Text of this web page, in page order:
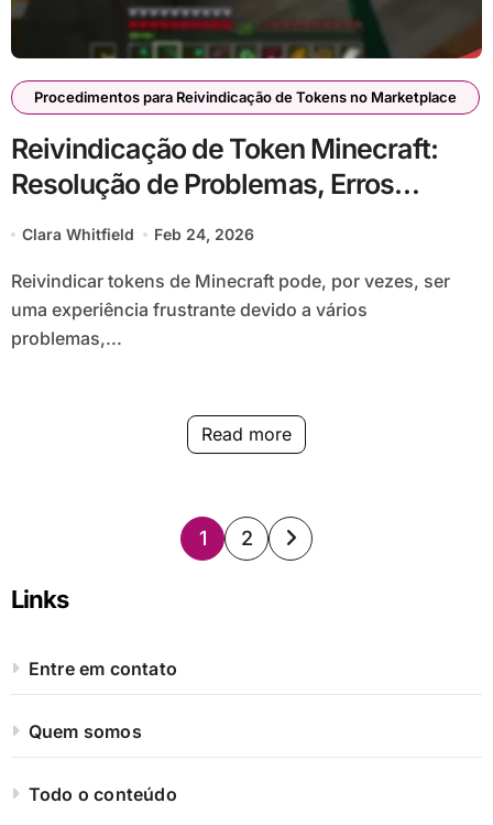
Procedimentos para Reivindicação de Tokens no Marketplace
Reivindicação de Token Minecraft:
Resolução de Problemas, Erros
Comuns, Passos para Resolução
Clara Whitfield Feb 24, 2026
Reivindicar tokens de Minecraft pode, por vezes, ser
uma experiência frustrante devido a vários
problemas,...
Read more
Posts
1 2
Links
Entre em contato
Quem somos
Todo o conteúdo